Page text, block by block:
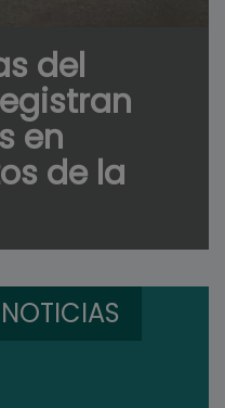
del
en
de la